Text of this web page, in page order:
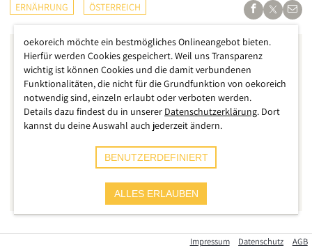
ERNÄHRUNG ÖSTERREICH
Immer mehr Produkte werden wegen einer Überschreitung
Impressum Datenschutz AGB
oekoreich möchte ein bestmögliches Onlineangebot bieten.
Hierfür werden Cookies gespeichert. Weil uns Transparenz
wichtig ist können Cookies und die damit verbundenen
Funktionalitäten, die nicht für die Grundfunktion von oekoreich
notwendig sind, einzeln erlaubt oder verboten werden.
Details dazu findest du in unserer Datenschutzerklärung. Dort
kannst du deine Auswahl auch jederzeit ändern.
BENUTZERDEFINIERT
ALLES ERLAUBEN